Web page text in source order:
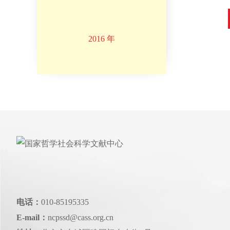
2016 年
电话： 010-85195335
E-mail： ncpssd@cass.org.cn